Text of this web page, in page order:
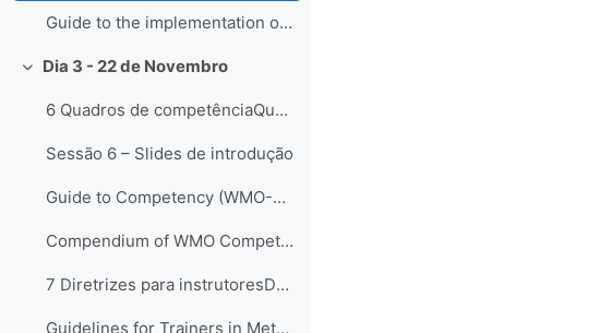
Guide to the implementation of Education and Training Standards in Meteorology and Hydrology (WMO-No.1083) - EN, FR, ES
Collapse
Dia 3 - 22 de Novembro
6 Quadros de competênciaQuadros de competências vê...
Sessão 6 – Slides de introdução
Guide to Competency (WMO-No. 1205) - EN, FR, ES
Compendium of WMO Competency Frameworks (WMO-No. 1209)
7 Diretrizes para instrutoresDando continuidade ao...
Guidelines for Trainers in Meteorological, Hydrological and Climate Services, (WMO-No. 1114)